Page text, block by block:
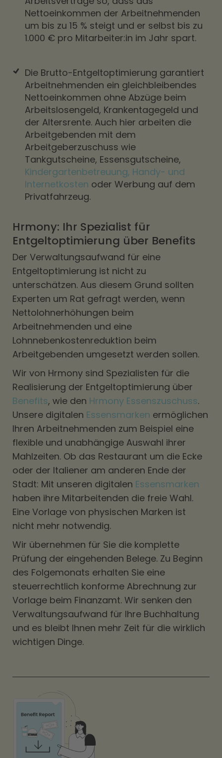
Nettoeinkommen der Arbeitnehmenden
um bis zu 15 % steigt und er selbst bis zu
1.000 € pro Mitarbeiter:in im Jahr spart.
Die Brutto-Entgeltoptimierung garantiert
Arbeitnehmenden ein gleichbleibendes
Nettoeinkommen ohne Abzüge beim
Arbeitslosengeld, Krankentagegeld und
der Altersrente. Auch hier arbeiten die
Arbeitgebenden mit dem
Arbeitgeberzuschuss wie
Tankgutscheine, Essensgutscheine,
Kindergartenbetreuung, Handy- und
Internetkosten oder Werbung auf dem
Privatfahrzeug.
Hrmony: Ihr Spezialist für
Entgeltoptimierung über Benefits
Der Verwaltungsaufwand für eine
Entgeltoptimierung ist nicht zu
unterschätzen. Aus diesem Grund sollten
Experten um Rat gefragt werden, wenn
Nettolohnerhöhungen beim
Arbeitnehmenden und eine
Lohnnebenkostenreduktion beim
Arbeitgebenden umgesetzt werden sollen.
Wir von Hrmony sind Spezialisten für die
Realisierung der Entgeltoptimierung über
Benefits, wie den Hrmony Essenszuschuss.
Unsere digitalen Essensmarken ermöglichen
Ihren Arbeitnehmenden zum Beispiel eine
flexible und unabhängige Auswahl ihrer
Mahlzeiten. Ob das Restaurant um die Ecke
oder der Italiener am anderen Ende der
Stadt: Mit unseren digitalen Essensmarken
haben ihre Mitarbeitenden die freie Wahl.
Eine Vorlage von physischen Marken ist
nicht mehr notwendig.
Wir übernehmen für Sie die komplette
Prüfung der eingehenden Belege. Zu Beginn
des Folgemonats erhalten Sie eine
steuerrechtlich konforme Abrechnung zur
Vorlage beim Finanzamt. Wir senken den
Verwaltungsaufwand für Ihre Buchhaltung
und es bleibt Ihnen mehr Zeit für die wirklich
wichtigen Dinge.